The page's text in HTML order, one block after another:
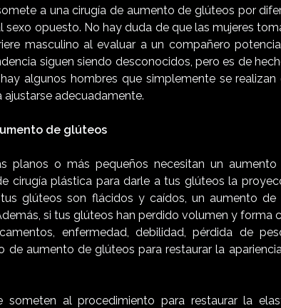
a una cirugía de aumento de glúteos por
sexo opuesto. No hay duda de que las mujeres
masculino al evaluar a un compañero
siguen siendo desconocidos, pero es de
algunos hombres que simplemente se
adecuadamente.
de glúteos
planos o más pequeños necesitan un
cirugía plástica para darle a tus glúteos la
glúteos son flácidos y caídos, un aumento de
si tus glúteos han perdido volumen y forma
enfermedad, debilidad, pérdida de
de aumento de glúteos para restaurar la
someten al procedimiento para restaurar la